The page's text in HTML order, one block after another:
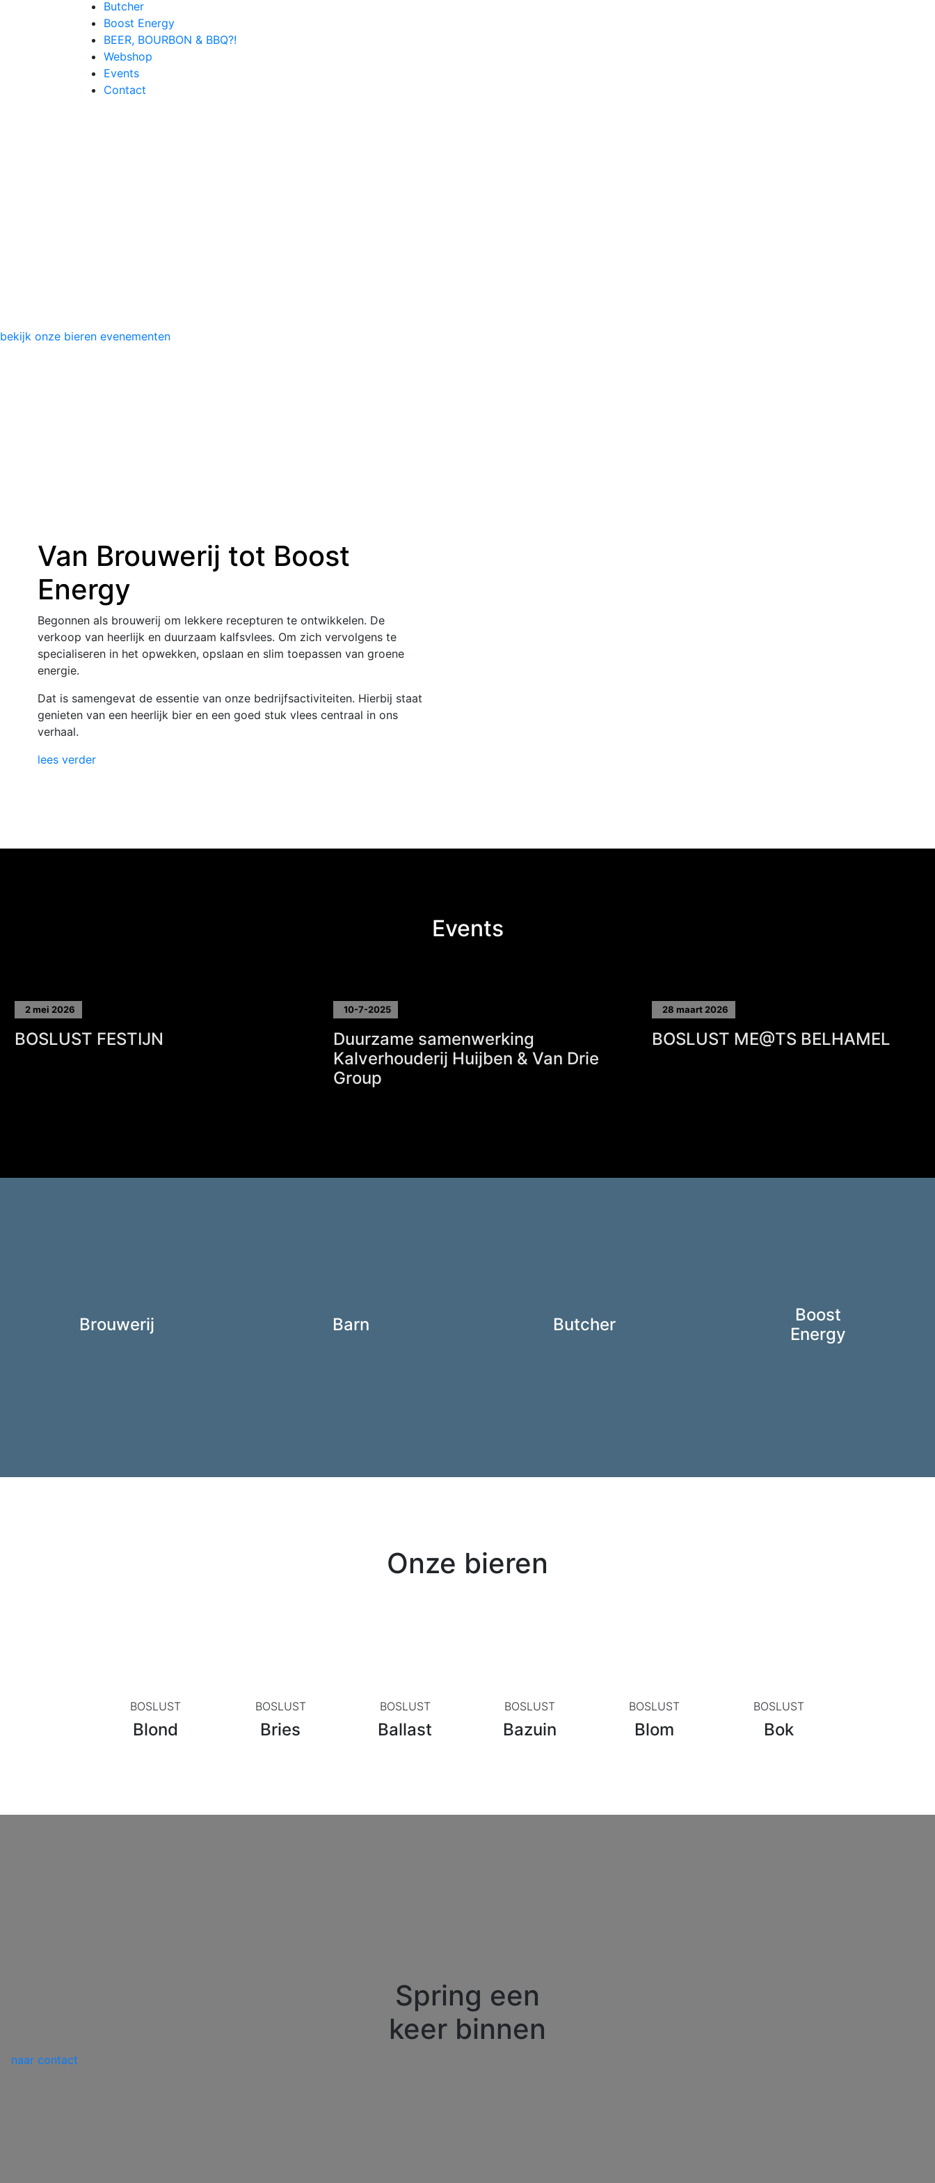
Butcher
Boost Energy
BEER, BOURBON & BBQ?!
Webshop
Events
Contact
bekijk onze bieren evenementen
Van Brouwerij tot Boost
Energy
Begonnen als brouwerij om lekkere recepturen te ontwikkelen. De
verkoop van heerlijk en duurzaam kalfsvlees. Om zich vervolgens te
specialiseren in het opwekken, opslaan en slim toepassen van groene
energie.
Dat is samengevat de essentie van onze bedrijfsactiviteiten. Hierbij staat
genieten van een heerlijk bier en een goed stuk vlees centraal in ons
verhaal.
lees verder
Events
2 mei 2026
BOSLUST FESTIJN
10-7-2025
Duurzame samenwerking
Kalverhouderij Huijben & Van Drie
Group
28 maart 2026
BOSLUST ME@TS BELHAMEL
Brouwerij Barn Butcher
Boost
Energy
Onze bieren
BOSLUST
Blond
BOSLUST
Bries
BOSLUST
Ballast
BOSLUST
Bazuin
BOSLUST
Blom
BOSLUST
Bok
Spring een
keer binnen
naar contact